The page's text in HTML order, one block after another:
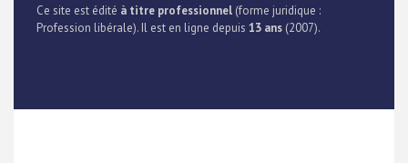
Ce site est édité à titre professionnel (forme juridique :
Profession libérale). Il est en ligne depuis 13 ans (2007).